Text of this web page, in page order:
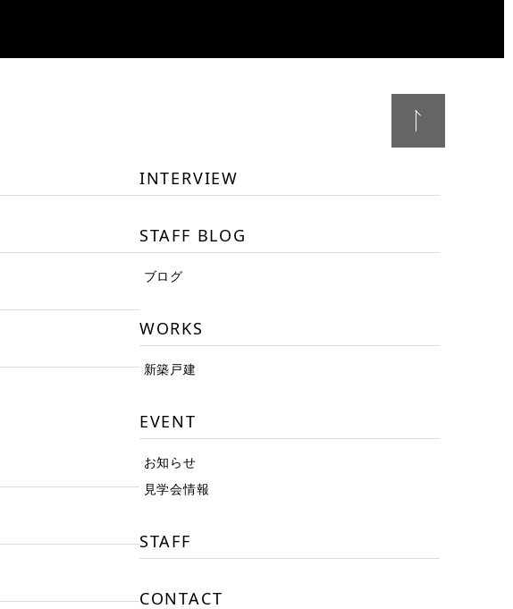
INTERVIEW
STAFF BLOG
ブログ
WORKS
新築戸建
EVENT
お知らせ
見学会情報
STAFF
CONTACT